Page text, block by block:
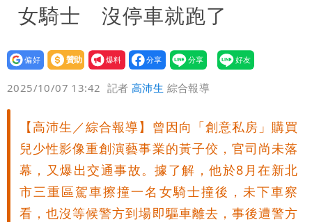
女騎士 沒停車就跑了
設為
贊助
我要
爆料
2025/10/07 13:42 記者高沛生 綜合報導
【高沛生／綜合報導】曾因向「創意私房」購買
兒少性影像重創演藝事業的黃子佼，官司尚未落
幕，又爆出交通事故。據了解，他於8月在新北
市三重區駕車擦撞一名女騎士撞後，未下車察
看，也沒等候警方到場即驅車離去，事後遭警方